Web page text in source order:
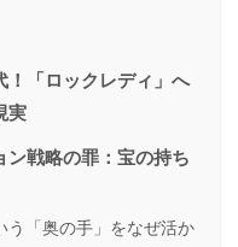
！「ロックレディ」へ
実
ン戦略の罪：宝の持ち
う「奥の手」をなぜ活か